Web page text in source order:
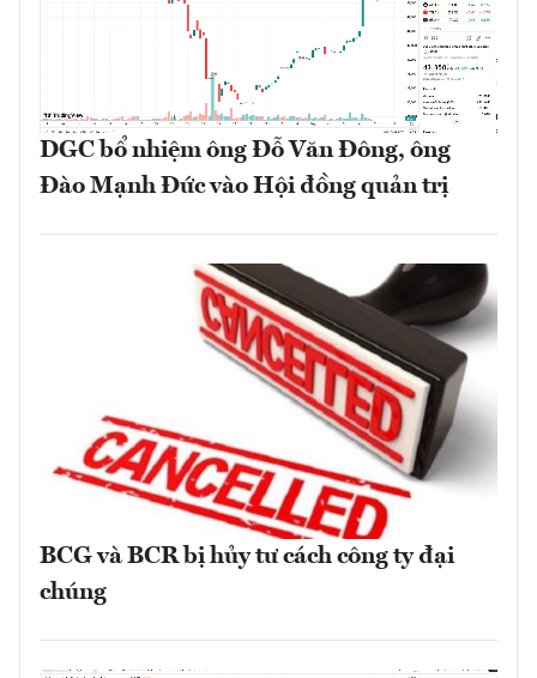
DGC bổ nhiệm ông Đỗ Văn Đông, ông
Đào Mạnh Đức vào Hội đồng quản trị
BCG và BCR bị hủy tư cách công ty đại
chúng